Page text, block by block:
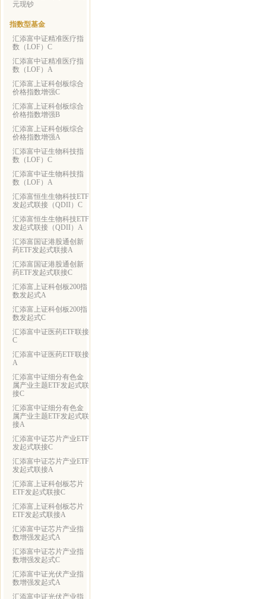
元现钞
指数型基金
汇添富中证精准医疗指
数（LOF）C
汇添富中证精准医疗指
数（LOF）A
汇添富上证科创板综合
价格指数增强C
汇添富上证科创板综合
价格指数增强B
汇添富上证科创板综合
价格指数增强A
汇添富中证生物科技指
数（LOF）C
汇添富中证生物科技指
数（LOF）A
汇添富恒生生物科技ETF
发起式联接（QDII）C
汇添富恒生生物科技ETF
发起式联接（QDII）A
汇添富国证港股通创新
药ETF发起式联接A
汇添富国证港股通创新
药ETF发起式联接C
汇添富上证科创板200指
数发起式A
汇添富上证科创板200指
数发起式C
汇添富中证医药ETF联接
C
汇添富中证医药ETF联接
A
汇添富中证细分有色金
属产业主题ETF发起式联
接C
汇添富中证细分有色金
属产业主题ETF发起式联
接A
汇添富中证芯片产业ETF
发起式联接C
汇添富中证芯片产业ETF
发起式联接A
汇添富上证科创板芯片
ETF发起式联接C
汇添富上证科创板芯片
ETF发起式联接A
汇添富中证芯片产业指
数增强发起式A
汇添富中证芯片产业指
数增强发起式C
汇添富中证光伏产业指
数增强发起式A
汇添富中证光伏产业指